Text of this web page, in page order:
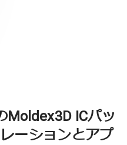
Moldex3D ICパッ
ーションとアプ